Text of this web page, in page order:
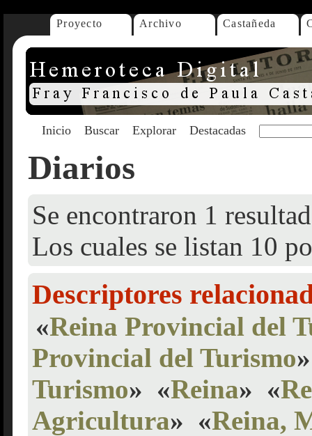
Proyecto Archivo Castañeda
Inicio Buscar Explorar Destacadas
Diarios
Se encontraron 1
Los cuales se listan 10
Descriptores
«Reina Provincial del
Provincial del Turismo»
Turismo» «Reina» «
Agricultura» «Reina,